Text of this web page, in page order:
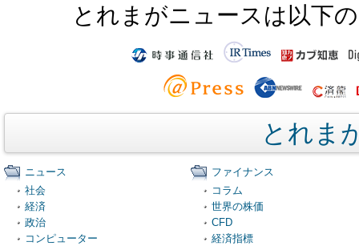
とれまがニュースは以下
とれま
ニュース
社会
経済
政治
コンピューター
ファイナンス
コラム
世界の株価
CFD
経済指標